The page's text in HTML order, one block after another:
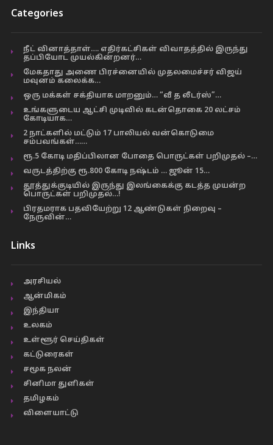
Categories
நீட் வினாத்தாள்…. எதிர்கட்சிகள் விவாதத்தில் இருந்து
தப்பியோட முயல்கின்றனர்…
மேகதாது அணை பிரச்னையில் முதலமைச்சர் விஜய்
மவுனம் கலைக்க…
ஒரு மக்கள் சக்தியாக மாறனும்… “வீ த லீடர்ஸ்”…
உங்களுடைய ஆட்சி முடிவில் கடன்தொகை 20 லட்சம்
கோடியாக…
2 நாட்களில் மட்டும் 17 பாலியல் வன்கொடுமை
சம்பவங்கள்……
ரூ.5 கோடி மதிப்பிலான போதை பொருட்கள் பறிமுதல் –…
வருடத்திற்கு ரூ.800 கோடி நஷ்டம் … ஜூன் 15…
தூத்துக்குடியில் இருந்து இலங்கைக்கு கடத்த முயன்ற
பொருட்கள் பறிமுதல்…!
பிரதமராக பதவியேற்று 12 ஆண்டுகள் நிறைவு –
நேருவின்…
Links
அரசியல்
ஆன்மிகம்
இந்தியா
உலகம்
உள்ளூர் செய்திகள்
கட்டுரைகள்
சமூக நலன்
சினிமா துளிகள்
தமிழகம்
விளையாட்டு